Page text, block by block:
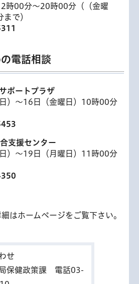
時00分～20時00分（（金曜
で）
電話相談
ポートプラザ
）～16日（金曜日）10時00分
支援センター
）～19日（月曜日）11時00分
はホームページをご覧下さい。
せ
保健政策課 電話03-